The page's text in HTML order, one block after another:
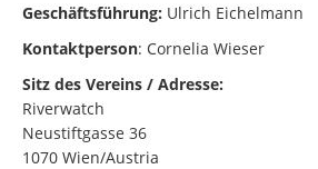
Geschäftsführung: Ulrich Eichelmann
Kontaktperson: Cornelia Wieser
Sitz des Vereins / Adresse:
Riverwatch
Neustiftgasse 36
1070 Wien/Austria